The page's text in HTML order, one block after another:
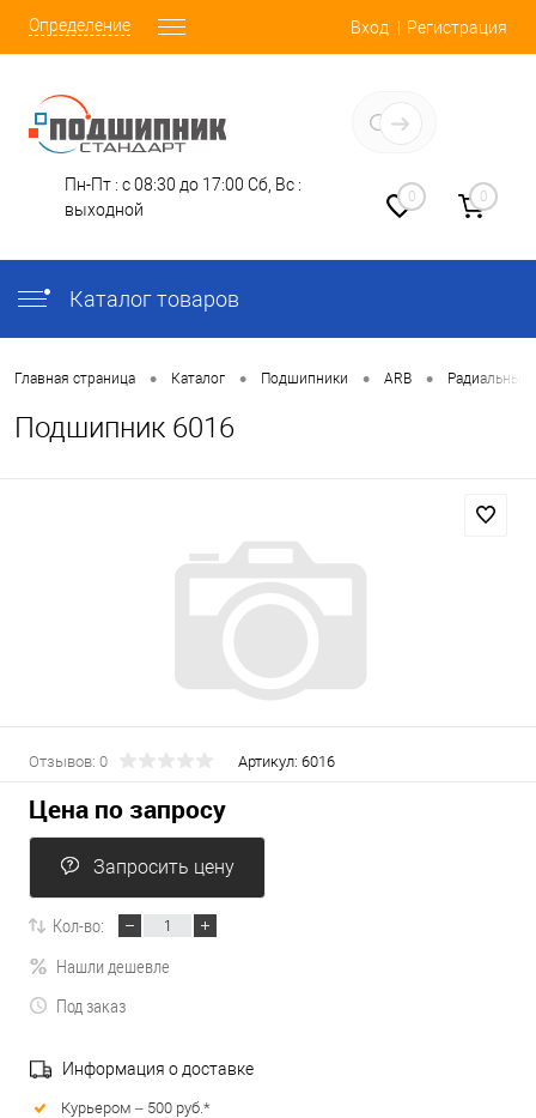
Определение Вход Регистрация
Пн-Пт : с 08:30 до 17:00 Сб, Вс :
выходной
0 0
Каталог товаров
Главная страница • Каталог • Подшипники • ARB • Радиальные
Подшипник 6016
Отзывов: 0 Артикул: 6016
Цена по запросу
Запросить цену
Кол-во:
Нашли дешевле
Под заказ
Информация о доставке
Курьером – 500 руб.*